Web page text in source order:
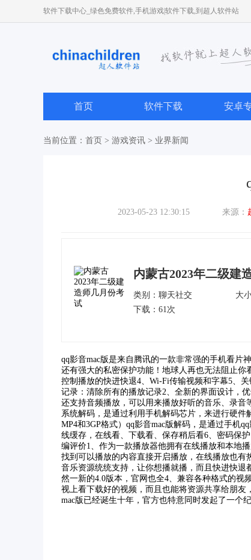
软件下载中心_绿色免费软件,手机游戏|软件下载,到超人软件站
首页 软件下载 安卓
当前位置： 首页 > 游戏资讯 > 业界新闻
2023-05-23 12:30:15 来源：
类别： 聊天社交
大
下载：61次
qq影音mac版是来自腾讯的一款非常强的手机看片
还有强大的私密保护功能！地球人再也无法阻止
控制播放的快进快退4、Wi-Fi传输视频和字幕5、
记录：清除所有的播放记录2、全新的界面设计，
还支持音频播放，可以用来播放好听的音乐、录音
系统解码，是通过利用手机解码芯片，来进行硬
MP4和3GP格式）qq影音mac版解码，是通过手机
线缓存，在线看、下载看、保存稍后看6、密码保
编评价1、作为一款播放器他拥有在线播放和本地
找到可以播放的内容直接开启播放，在线播放也
音乐资源统统支持，让你想播就播，而且快进快退
然一新的4.0版本，官网也全4、兼容各种格式的视
视上看下载好的视频，而且也能将资源共享给朋
mac版已经诞生十年，官方也特意同时发起了一个